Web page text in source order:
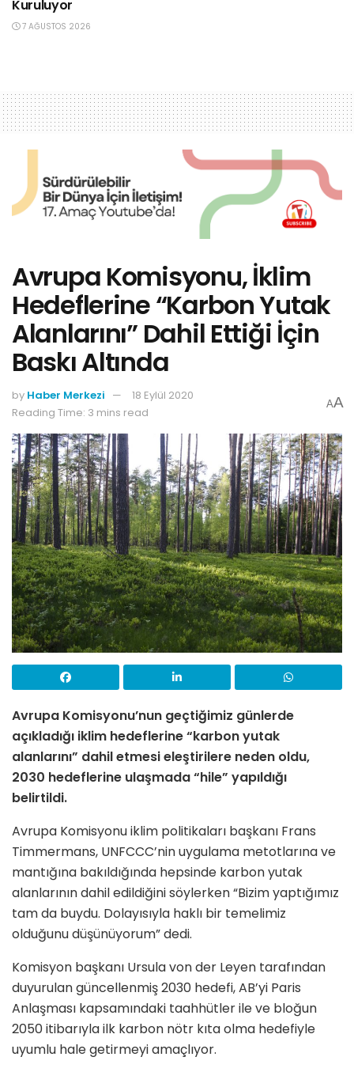
Kuruluyor
7 AĞUSTOS 2026
Avrupa Komisyonu, İklim
Hedeflerine “Karbon Yutak
Alanlarını” Dahil Ettiği İçin
Baskı Altında
by Haber Merkezi
18 Eylül 2020
Reading Time: 3 mins read
AA
Avrupa Komisyonu’nun geçtiğimiz günlerde
açıkladığı iklim hedeflerine “karbon yutak
alanlarını” dahil etmesi eleştirilere neden oldu,
2030 hedeflerine ulaşmada “hile” yapıldığı
belirtildi.
Avrupa Komisyonu iklim politikaları başkanı Frans
Timmermans, UNFCCC’nin uygulama metotlarına ve
mantığına bakıldığında hepsinde karbon yutak
alanlarının dahil edildiğini söylerken “Bizim yaptığımız
tam da buydu. Dolayısıyla haklı bir temelimiz
olduğunu düşünüyorum” dedi.
Komisyon başkanı Ursula von der Leyen tarafından
duyurulan güncellenmiş 2030 hedefi, AB’yi Paris
Anlaşması kapsamındaki taahhütler ile ve bloğun
2050 itibarıyla ilk karbon nötr kıta olma hedefiyle
uyumlu hale getirmeyi amaçlıyor.